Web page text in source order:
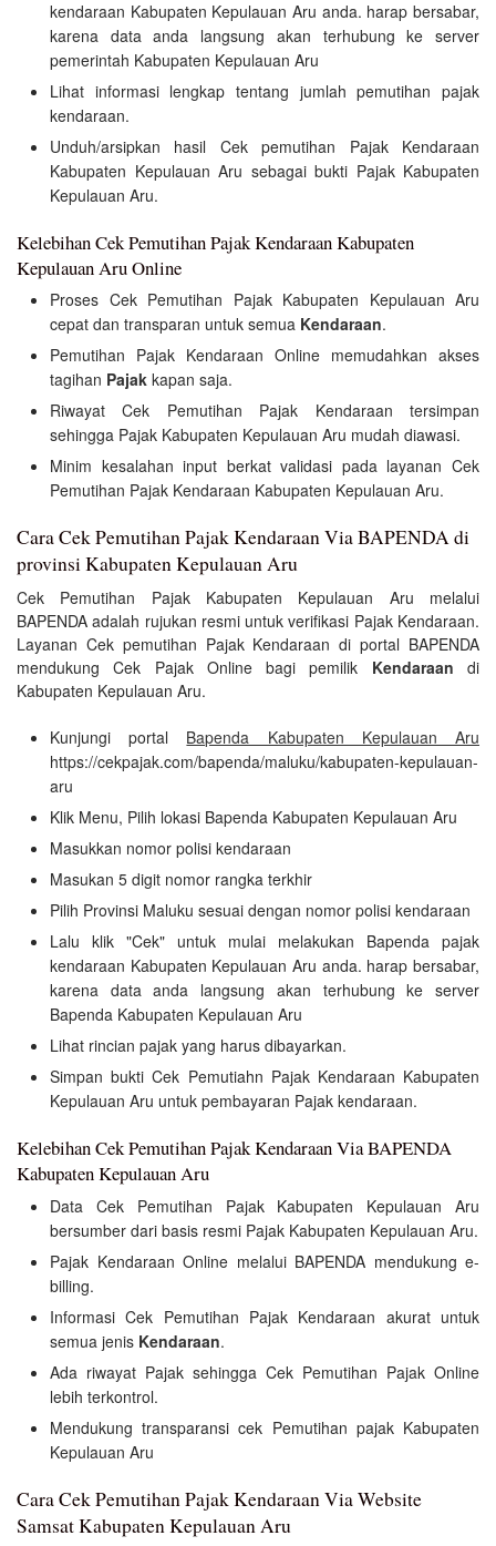
kendaraan Kabupaten Kepulauan Aru anda. harap bersabar,
karena data anda langsung akan terhubung ke server
pemerintah Kabupaten Kepulauan Aru
Lihat informasi lengkap tentang jumlah pemutihan pajak
kendaraan.
Unduh/arsipkan hasil Cek pemutihan Pajak Kendaraan
Kabupaten Kepulauan Aru sebagai bukti Pajak Kabupaten
Kepulauan Aru.
Kelebihan Cek Pemutihan Pajak Kendaraan Kabupaten
Kepulauan Aru Online
Proses Cek Pemutihan Pajak Kabupaten Kepulauan Aru
cepat dan transparan untuk semua Kendaraan.
Pemutihan Pajak Kendaraan Online memudahkan akses
tagihan Pajak kapan saja.
Riwayat Cek Pemutihan Pajak Kendaraan tersimpan
sehingga Pajak Kabupaten Kepulauan Aru mudah diawasi.
Minim kesalahan input berkat validasi pada layanan Cek
Pemutihan Pajak Kendaraan Kabupaten Kepulauan Aru.
Cara Cek Pemutihan Pajak Kendaraan Via BAPENDA di
provinsi Kabupaten Kepulauan Aru
Cek Pemutihan Pajak Kabupaten Kepulauan Aru melalui
BAPENDA adalah rujukan resmi untuk verifikasi Pajak Kendaraan.
Layanan Cek pemutihan Pajak Kendaraan di portal BAPENDA
mendukung Cek Pajak Online bagi pemilik Kendaraan di
Kabupaten Kepulauan Aru.
Kunjungi portal Bapenda Kabupaten Kepulauan Aru
https://cekpajak.com/bapenda/maluku/kabupaten-kepulauan-
aru
Klik Menu, Pilih lokasi Bapenda Kabupaten Kepulauan Aru
Masukkan nomor polisi kendaraan
Masukan 5 digit nomor rangka terkhir
Pilih Provinsi Maluku sesuai dengan nomor polisi kendaraan
Lalu klik "Cek" untuk mulai melakukan Bapenda pajak
kendaraan Kabupaten Kepulauan Aru anda. harap bersabar,
karena data anda langsung akan terhubung ke server
Bapenda Kabupaten Kepulauan Aru
Lihat rincian pajak yang harus dibayarkan.
Simpan bukti Cek Pemutiahn Pajak Kendaraan Kabupaten
Kepulauan Aru untuk pembayaran Pajak kendaraan.
Kelebihan Cek Pemutihan Pajak Kendaraan Via BAPENDA
Kabupaten Kepulauan Aru
Data Cek Pemutihan Pajak Kabupaten Kepulauan Aru
bersumber dari basis resmi Pajak Kabupaten Kepulauan Aru.
Pajak Kendaraan Online melalui BAPENDA mendukung e-
billing.
Informasi Cek Pemutihan Pajak Kendaraan akurat untuk
semua jenis Kendaraan.
Ada riwayat Pajak sehingga Cek Pemutihan Pajak Online
lebih terkontrol.
Mendukung transparansi cek Pemutihan pajak Kabupaten
Kepulauan Aru
Cara Cek Pemutihan Pajak Kendaraan Via Website
Samsat Kabupaten Kepulauan Aru